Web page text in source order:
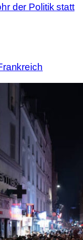
der Politik statt